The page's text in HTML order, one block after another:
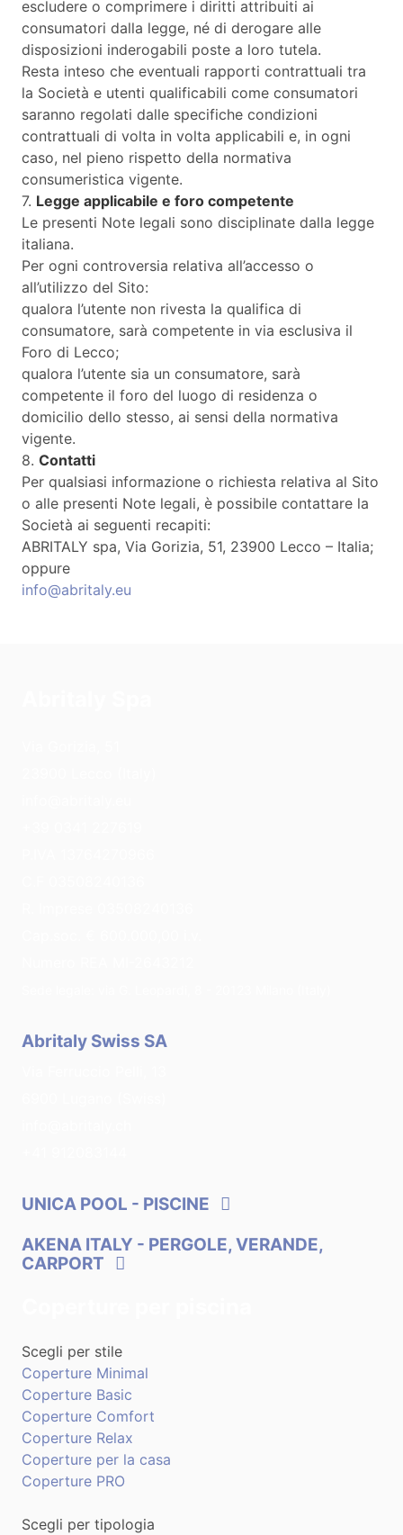
escludere o comprimere i diritti attribuiti ai
consumatori dalla legge, né di derogare alle
disposizioni inderogabili poste a loro tutela.
Resta inteso che eventuali rapporti contrattuali tra
la Società e utenti qualificabili come consumatori
saranno regolati dalle specifiche condizioni
contrattuali di volta in volta applicabili e, in ogni
caso, nel pieno rispetto della normativa
consumeristica vigente.
7. Legge applicabile e foro competente
Le presenti Note legali sono disciplinate dalla legge
italiana.
Per ogni controversia relativa all’accesso o
all’utilizzo del Sito:
qualora l’utente non rivesta la qualifica di
consumatore, sarà competente in via esclusiva il
Foro di Lecco;
qualora l’utente sia un consumatore, sarà
competente il foro del luogo di residenza o
domicilio dello stesso, ai sensi della normativa
vigente.
8. Contatti
Per qualsiasi informazione o richiesta relativa al Sito
o alle presenti Note legali, è possibile contattare la
Società ai seguenti recapiti:
ABRITALY spa, Via Gorizia, 51, 23900 Lecco – Italia;
oppure
info@abritaly.eu
Abritaly Swiss SA
UNICA POOL - PISCINE
AKENA ITALY - PERGOLE, VERANDE,
CARPORT
Scegli per stile
Coperture Minimal
Coperture Basic
Coperture Comfort
Coperture Relax
Coperture per la casa
Coperture PRO
Scegli per tipologia